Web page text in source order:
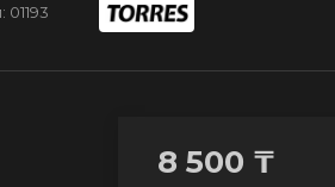
01193
8 500 ₸